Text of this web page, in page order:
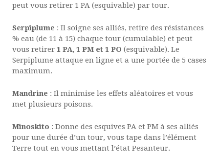
peut vous retirer 1 PA (esquivable) par tour.
Serpiplume : Il soigne ses alliés, retire des résistances
% eau (de 11 à 15) chaque tour (cumulable) et peut
vous retirer 1 PA, 1 PM et 1 PO (esquivable). Le
Serpiplume attaque en ligne et a une portée de 5 cases
maximum.
Mandrine : Il minimise les effets aléatoires et vous
met plusieurs poisons.
Minoskito : Donne des esquives PA et PM à ses alliés
pour une durée d’un tour, vous tape dans l’élément
Terre tout en vous mettant l’état Pesanteur.